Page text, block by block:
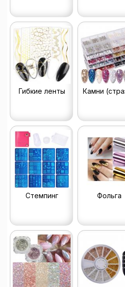
Гибкие ленты Камни
Стемпинг Фольга